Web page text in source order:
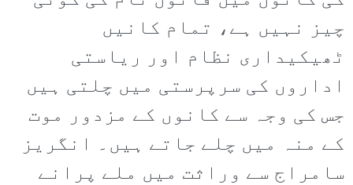
چیز نہیں ہے، تمام کانیں
ٹھیکیداری نظام اور ریاستی
اداروں کی سرپرستی میں چلتی ہیں
جس کی وجہ سے کانوں کے مزدور موت
کے منہ میں چلے جاتے ہیں۔ انگریز
سامراج سے وراثت میں ملے پرانے